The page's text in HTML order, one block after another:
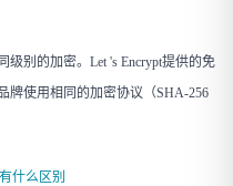
级别的加密。Let 's Encrypt提供的免
牌使用相同的加密协议（SHA-256
什么区别